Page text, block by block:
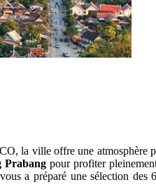
la ville offre une atmosphère
Prabang pour profiter
a préparé une sélection des